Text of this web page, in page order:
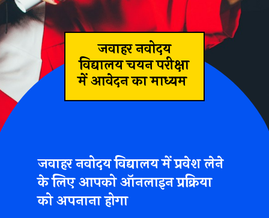
जवाहर नवोदय
विद्यालय चयन परीक्षा
में आवेदन का माध्यम
विद्यालय
ऑनलाइन